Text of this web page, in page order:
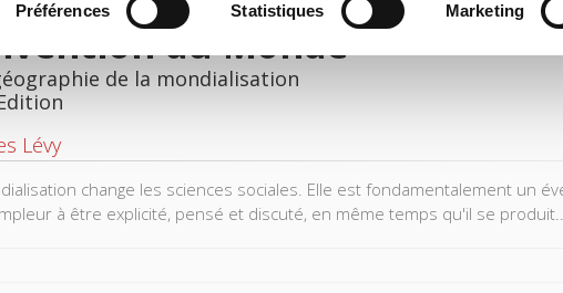
Préférences Statistiques Marketing
du Monde
de la mondialisation
Lévy
change les sciences sociales. Elle est fondamentalement un
à être explicité, pensé et discuté, en même temps qu'il se